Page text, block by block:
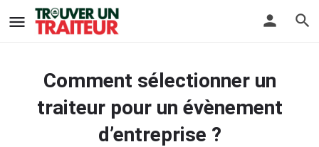
Comment sélectionner un
traiteur pour un évènement
d’entreprise ?